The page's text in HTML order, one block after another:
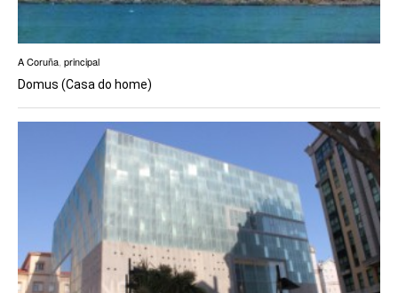
A Coruña principal
Domus (Casa do home)